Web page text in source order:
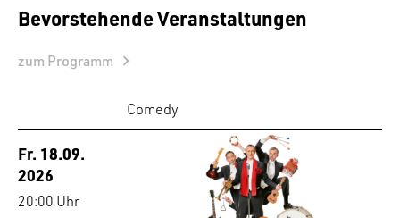
Bevorstehende Veranstaltungen
zum Programm
Comedy
Fr. 18.09.
2026
20:00 Uhr